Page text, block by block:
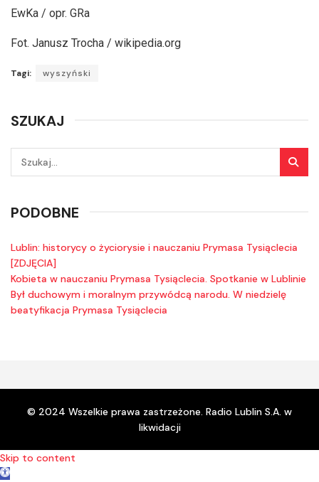
EwKa / opr. GRa
Fot. Janusz Trocha / wikipedia.org
Tagi: wyszyński
SZUKAJ
PODOBNE
Lublin: historycy o życiorysie i nauczaniu Prymasa Tysiąclecia
[ZDJĘCIA]
Kobieta w nauczaniu Prymasa Tysiąclecia. Spotkanie w Lublinie
Był duchowym i moralnym przywódcą narodu. W niedzielę
beatyfikacja Prymasa Tysiąclecia
© 2024 Wszelkie prawa zastrzeżone. Radio Lublin S.A. w
likwidacji
Skip to content
Open toolbar